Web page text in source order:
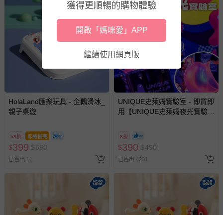
若您對於會員帳號、商品訂購與資訊、購物流程、付款方
式、折價券與購物金的使用、退貨及商品運送方式等有疑
媽咪愛客服中心 。
預購商品：預購為海外同步代購，遇缺貨即會通知媽咪並協
助取消退款事宜。
商品如因「價格、組合」等錯誤原因，導致無法安排出貨，
會主動以簡訊及mail通知訂單取消事宜，並將提供適當補
HolaLand匯樂玩具 - 企鵝滑冰_
親子桌遊
58折 即將售完
$399 $690
已售出 11
UNIQUE史萊姆實驗室 - 即買即
用【UNIQUE史萊姆夜光實驗室
訂單編號兌換，逾期作廢) (大
人小孩均一價(3歲以上需購票))
8折
$390 $490
已售出 4231
獲得更順暢的購物體驗
開啟「媽咪愛」APP
繼續使用網頁版